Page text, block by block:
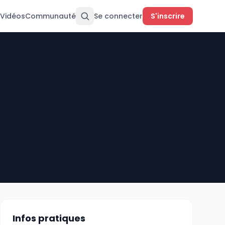
VidéosCommunauté Se connecter S'inscrire
Infos pratiques